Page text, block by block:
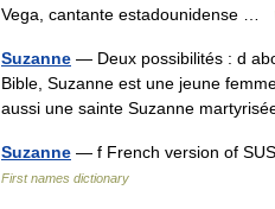
Vega, cantante estadounidense …
Suzanne — Deux possibilités : d
Bible, Suzanne est une jeune
aussi une sainte Suzanne
Suzanne — f French version of
First names dictionary